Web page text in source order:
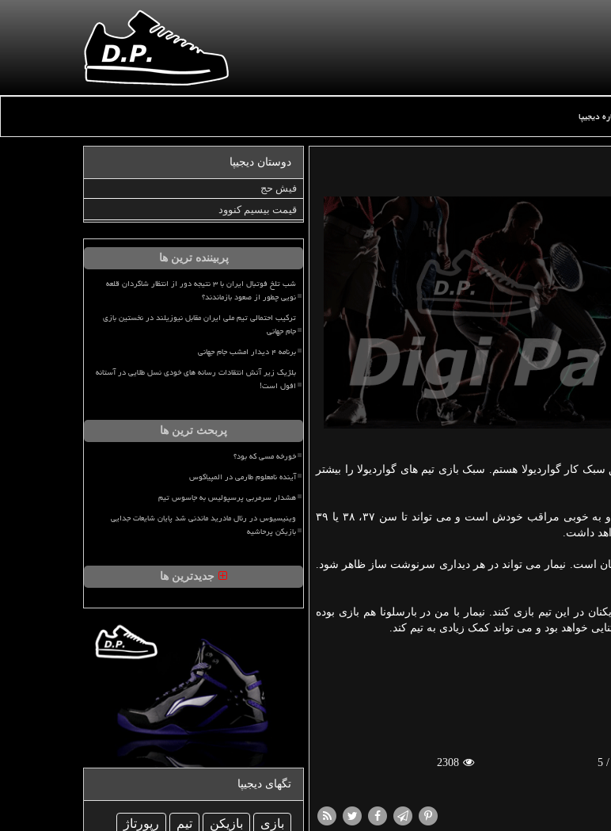
دیجیپا
گواردیولا هستم. سبک بازی تیم های گواردیولا را بیشتر
او درباره مسی اظهار داشت: مسی هنوز می تواند ۵ تا ۷ سال دیگر بازی کند. او به خوبی مراقب خودش است و می تواند تا سن ۳۷، ۳۸ یا ۳۹
داشت: اساسا او یکی از ۳ یا ۵ بازیکن برتر جهان است. نیمار می تواند در هر دیداری سرنوشت ساز ظاهر شود.
در این تیم بازی کنند. نیمار با من در بارسلونا هم بازی بوده
خواهد بود و می تواند کمک زیادی به تیم کند.
/ 5
2308
دوستان دیجیپا
فیش حج
قیمت بیسیم کنوود
پربیننده ترین ها
شب تلخ فوتبال ایران با ۳ نتیجه دور از انتظار شاگردان قلعه
نویی چطور از صعود بازماندند؟
ترکیب احتمالی تیم ملی ایران مقابل نیوزیلند در نخستین بازی
جام جهانی
برنامه ۴ دیدار امشب جام جهانی
بلژیک زیر آتش انتقادات رسانه های خودی نسل طلایی در آستانه
افول است!
پربحث ترین ها
خورخه مسی که بود؟
آینده نامعلوم طارمی در المپیاکوس
هشدار سرمربی پرسپولیس به جاسوس تیم
وینیسیوس در رئال مادرید ماندنی شد پایان شایعات جدایی
بازیکن پرحاشیه
جدیدترین ها
تگهای دیجیپا
بازی بازیكن تیم
رپورتاژ